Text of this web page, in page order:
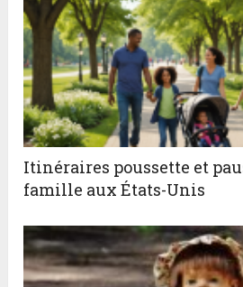
Itinéraires poussette et
famille aux États-Unis